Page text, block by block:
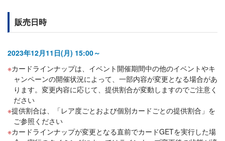
販売日時
2023年12月11日(月) 15:00～
カードラインナップは、イベント開催期間中の他のイベントやキ
ャンペーンの開催状況によって、一部内容が変更となる場合があ
ります。変更内容に応じて、提供割合が変動しますのでご注意く
ださい
提供割合は、「レア度ごとおよび個別カードごとの提供割合」を
ご参照ください
カードラインナップが変更となる直前でカードGETを実行した場